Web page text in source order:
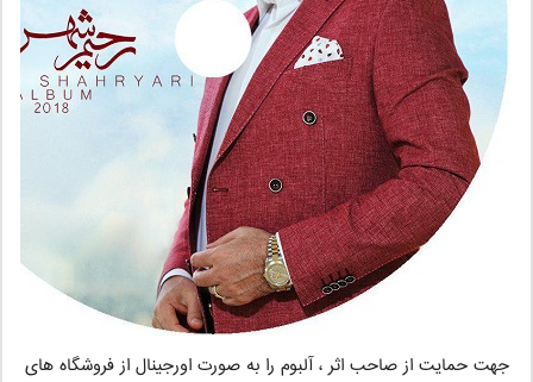
جهت حمایت از صاحب اثر ، آلبوم را به صورت اورجینال از فروشگاه های